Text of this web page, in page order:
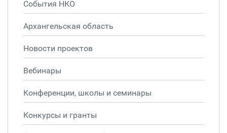
События НКО
Архангельская область
Новости проектов
Вебинары
Конференции, школы и семинары
Конкурсы и гранты